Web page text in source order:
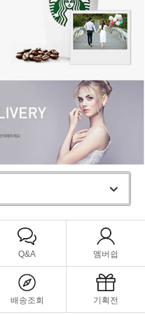
Q&A 멤버쉽
배송조회 기획전